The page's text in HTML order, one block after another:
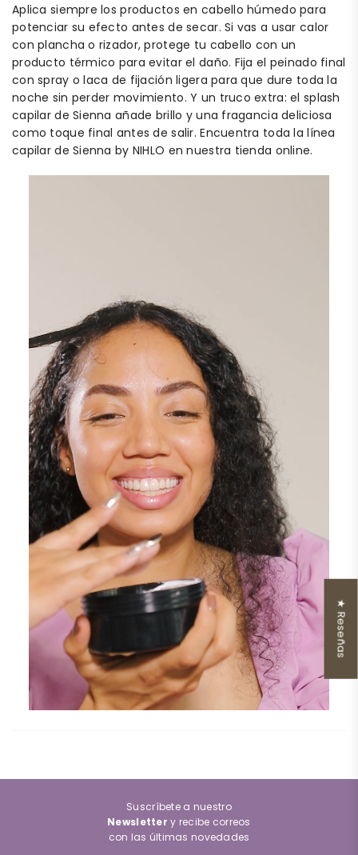
Aplica siempre los productos en cabello húmedo para
potenciar su efecto antes de secar. Si vas a usar calor
con plancha o rizador, protege tu cabello con un
producto térmico para evitar el daño. Fija el peinado final
con spray o laca de fijación ligera para que dure toda la
noche sin perder movimiento. Y un truco extra: el splash
capilar de Sienna añade brillo y una fragancia deliciosa
como toque final antes de salir. Encuentra toda la línea
capilar de Sienna by NIHLO en nuestra tienda online.
Suscríbete a nuestro
Newsletter y recibe correos
con las últimas novedades
★ Reseñas